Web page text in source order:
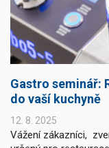
Gastro seminář:
do vaší kuchyně
12. 8. 2025
Vážení zákazníci,